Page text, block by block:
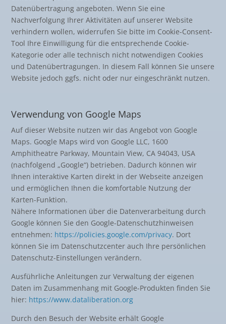
Datenübertragung angeboten. Wenn Sie eine
Nachverfolgung Ihrer Aktivitäten auf unserer Website
verhindern wollen, widerrufen Sie bitte im Cookie-Consent-
Tool Ihre Einwilligung für die entsprechende Cookie-
Kategorie oder alle technisch nicht notwendigen Cookies
und Datenübertragungen. In diesem Fall können Sie unsere
Website jedoch ggfs. nicht oder nur eingeschränkt nutzen.
Verwendung von Google Maps
Auf dieser Website nutzen wir das Angebot von Google
Maps. Google Maps wird von Google LLC, 1600
Amphitheatre Parkway, Mountain View, CA 94043, USA
(nachfolgend „Google“) betrieben. Dadurch können wir
Ihnen interaktive Karten direkt in der Webseite anzeigen
und ermöglichen Ihnen die komfortable Nutzung der
Karten-Funktion.
Nähere Informationen über die Datenverarbeitung durch
Google können Sie den Google-Datenschutzhinweisen
entnehmen: https://policies.google.com/privacy. Dort
können Sie im Datenschutzcenter auch Ihre persönlichen
Datenschutz-Einstellungen verändern.
Ausführliche Anleitungen zur Verwaltung der eigenen
Daten im Zusammenhang mit Google-Produkten finden Sie
hier: https://www.dataliberation.org
Durch den Besuch der Website erhält Google